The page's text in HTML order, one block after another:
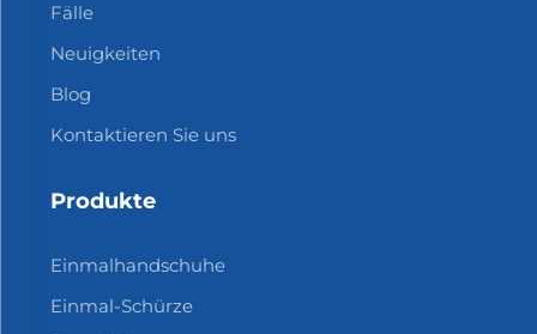
Fälle
Neuigkeiten
Blog
Kontaktieren Sie uns
Produkte
Einmalhandschuhe
Einmal-Schürze